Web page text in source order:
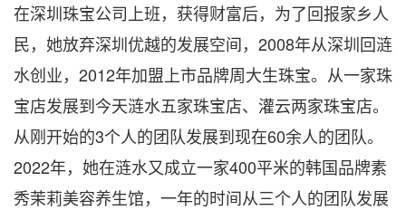
在深圳珠宝公司上班，获得财富后，为了回报家乡人
民，她放弃深圳优越的发展空间，2008年从深圳回涟
水创业，2012年加盟上市品牌周大生珠宝。从一家珠
宝店发展到今天涟水五家珠宝店、灌云两家珠宝店。
从刚开始的3个人的团队发展到现在60余人的团队。
2022年，她在涟水又成立一家400平米的韩国品牌素
秀茉莉美容养生馆，一年的时间从三个人的团队发展